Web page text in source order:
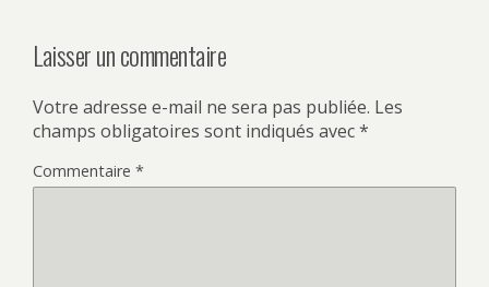
Laisser un commentaire
Votre adresse e-mail ne sera pas publiée. Les
champs obligatoires sont indiqués avec*
Commentaire *